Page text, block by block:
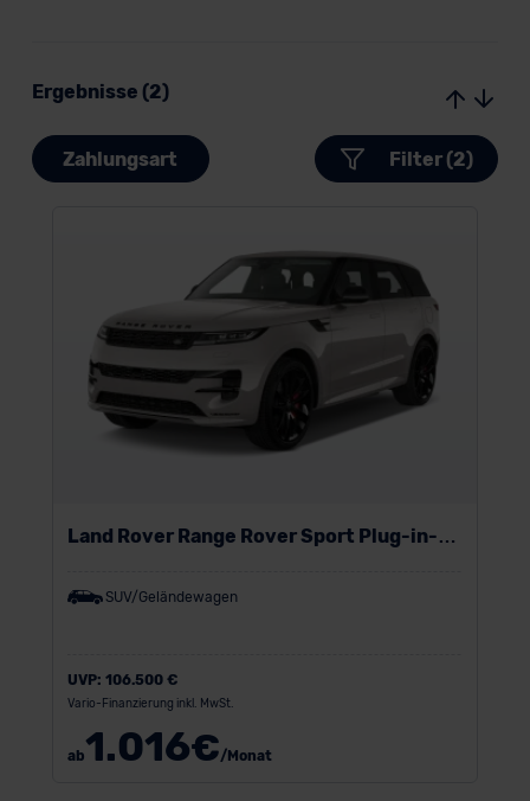
Ergebnisse (2)
Zahlungsart Filter (2)
Land Rover Range Rover Sport Plug-in-
SUV/Geländewagen
UVP: 106.500 €
Vario-Finanzierung inkl. MwSt.
ab1.016€/Monat